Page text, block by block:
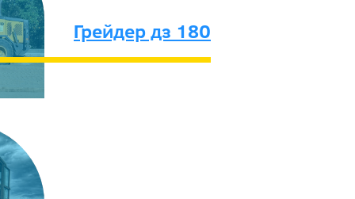
Грейдер дз 180